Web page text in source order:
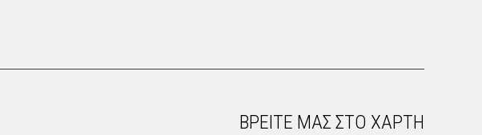
ΒΡΕΙΤΕ ΜΑΣ ΣΤΟ ΧΑΡΤΗ